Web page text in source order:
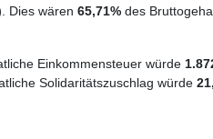
. Dies wären65,71% des
Einkommensteuer würde
Solidaritätszuschlag würde